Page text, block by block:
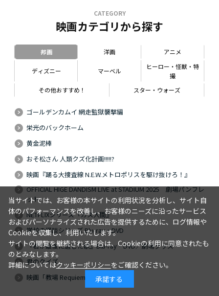
CATEGORY
映画カテゴリから探す
邦画 洋画 アニメ
ディズニー マーベル
ヒーロー・怪獣・特
撮
その他おすすめ！
スター・ウォーズ
ゴールデンカムイ 網走監獄襲撃編
栄光のバックホーム
黄金泥棒
おそ松さん 人類クズ化計画!!!!!?
映画『踊る大捜査線 N.E.W.メトロポリスを駆け抜けろ！』
OFFICIAL HIGE DANDISM LIVE at STADIUM 2025 劇場パンフレ
ット
NETFLIXシリーズ『ガス人間』
学校の怪談シリーズ Blu-ray・DVD
『君が最後に遺した歌』Blu-ray・DVD／劇場グッズ
君のクイズ
映画「教場 Requiem」
当サイトでは、お客様の本サイトの利用状況を分析し、サイト自
体のパフォーマンスを改善し、お客様のニーズに沿ったサービス
およびパーソナライズされた広告を提供するために、ログ情報や
Cookieを収集し、利用いたします。
サイトの閲覧を継続される場合は、Cookieの利用に同意されたも
のとみなします。
詳細についてはクッキーポリシーをご確認ください。
承諾する